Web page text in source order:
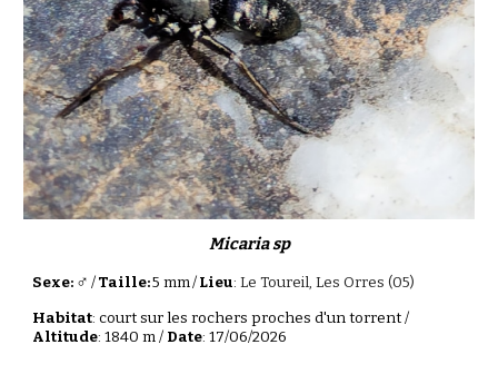
Micaria sp
Sexe: ♂ /Taille:5 mm/Lieu:Le Toureil, Les Orres (05)
Habitat: court sur les rochers proches d'un torrent /
Altitude: 1840 m / Date: 17/06/2026